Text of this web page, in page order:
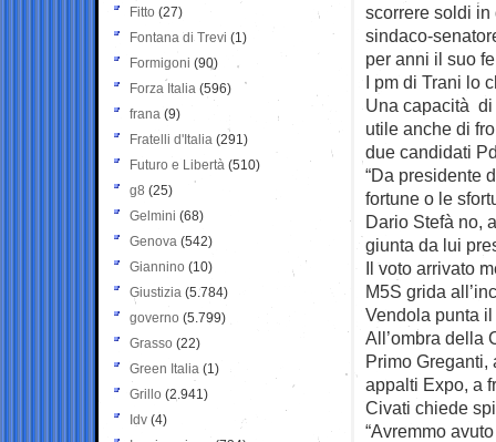
scorrere soldi in
sindaco-
per anni il suo
I pm di Trani lo
Una capacità di
utile anche di
due candidati
“Da presidente
fortune o le
Dario Stefà no,
giunta da lui
Il voto arrivato
M5S grida
Vendola punta il
All’ombra della
Primo
appalti Expo, a
Civati chiede
“Avremmo
Fitto (27)
Fontana di Trevi (1)
Formigoni (90)
Forza Italia (596)
frana (9)
Fratelli d'Italia (291)
Futuro e Libertà (510)
g8 (25)
Gelmini (68)
Genova (542)
Giannino (10)
Giustizia (5.784)
governo (5.799)
Grasso (22)
Green Italia (1)
Grillo (2.941)
Idv (4)